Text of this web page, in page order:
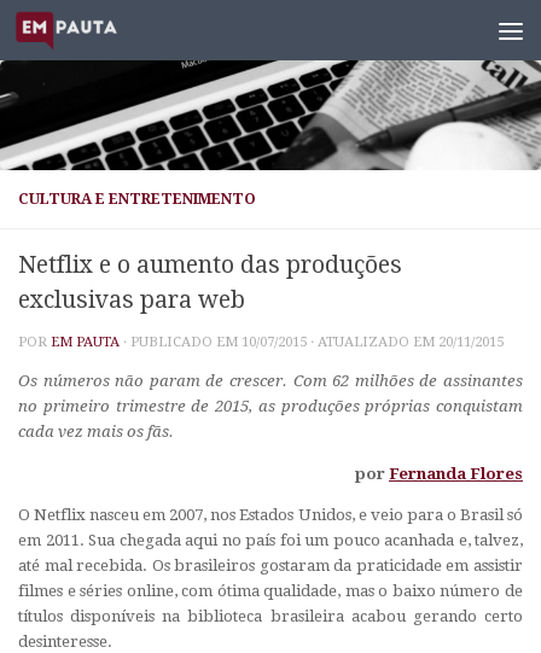
Skip to content
CULTURA E ENTRETENIMENTO
Netflix e o aumento das produções
exclusivas para web
POR EM PAUTA · PUBLICADO EM 10/07/2015 · ATUALIZADO EM 20/11/2015
Os números não param de crescer. Com 62 milhões de assinantes
no primeiro trimestre de 2015, as produções próprias conquistam
cada vez mais os fãs.
por Fernanda Flores
O Netflix nasceu em 2007, nos Estados Unidos, e veio para o Brasil só
em 2011. Sua chegada aqui no país foi um pouco acanhada e, talvez,
até mal recebida. Os brasileiros gostaram da praticidade em assistir
filmes e séries online, com ótima qualidade, mas o baixo número de
títulos disponíveis na biblioteca brasileira acabou gerando certo
desinteresse.